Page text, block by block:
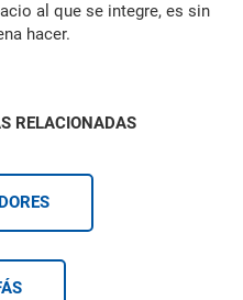
al que se integre, es sin
hacer.
RELACIONADAS